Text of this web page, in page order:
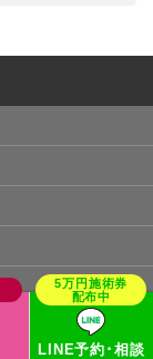
LINE予約･相談